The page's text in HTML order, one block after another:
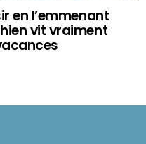
en l’emmenant
vit vraiment